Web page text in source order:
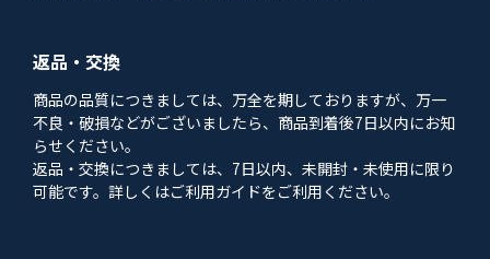
返品・交換
商品の品質につきましては、万全を期しておりますが、万一
不良・破損などがございましたら、商品到着後7日以内にお知
らせください。
返品・交換につきましては、7日以内、未開封・未使用に限り
可能です。詳しくはご利用ガイドをご利用ください。